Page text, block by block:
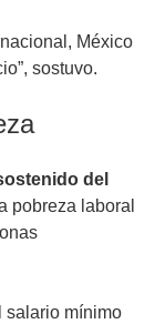
México
sostuvo.
del
pobreza laboral
salario mínimo